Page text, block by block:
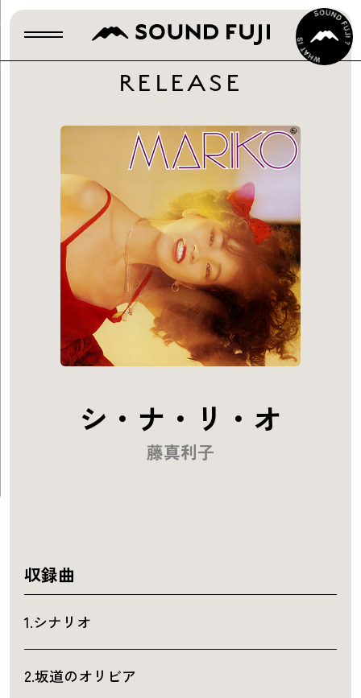
RELEASE
シ・ナ・リ・オ
藤真利子
収録曲
1.シナリオ
2.坂道のオリビア